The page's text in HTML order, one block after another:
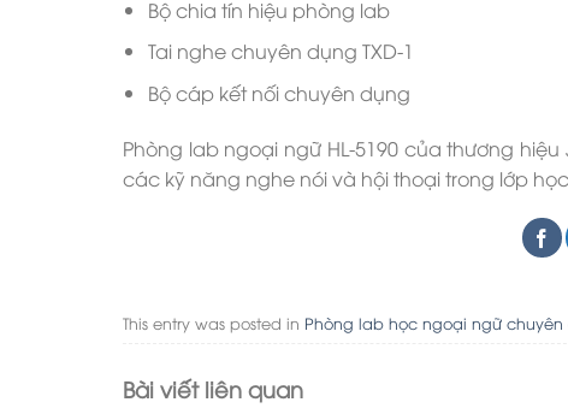
Bộ chia tín hiệu phòng lab
Tai nghe chuyên dụng TXD-1
Bộ cáp kết nối chuyên dụng
Phòng lab ngoại ngữ HL-5190 của thương
các kỹ năng nghe nói và hội thoại trong lớp
This entry was posted in Phòng lab học ngoại ngữ chuyên
Bài viết liên quan